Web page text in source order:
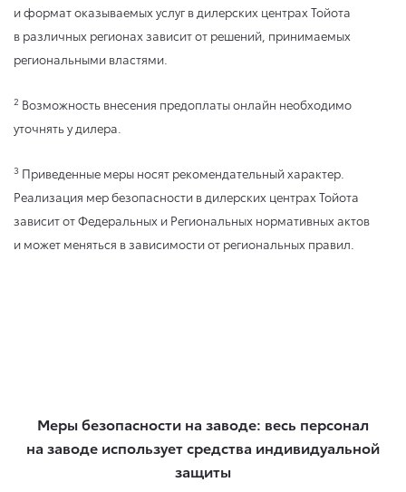
и формат оказываемых услуг в дилерских центрах Тойота
в различных регионах зависит от решений, принимаемых
региональными властями.
2 Возможность внесения предоплаты онлайн необходимо
уточнять у дилера.
3 Приведенные меры носят рекомендательный характер.
Реализация мер безопасности в дилерских центрах Тойота
зависит от Федеральных и Региональных нормативных актов
и может меняться в зависимости от региональных правил.
Меры безопасности на заводе: весь персонал
на заводе использует средства индивидуальной
защиты